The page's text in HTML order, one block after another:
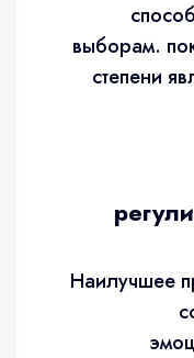
выборам.
степени
Наилучшее